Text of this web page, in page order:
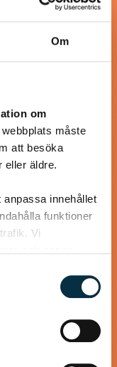
Om
om
måste
att besöka
eller äldre.
innehållet
funktioner
Vi
med.
med annan
som de har